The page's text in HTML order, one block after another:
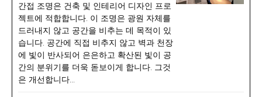
간접 조명은 건축 및 인테리어 디자인 프로
젝트에 적합합니다. 이 조명은 광원 자체를
드러내지 않고 공간을 비추는 데 목적이 있
습니다. 공간에 직접 비추지 않고 벽과 천장
에 빛이 반사되어 은은하고 확산된 빛이 공
간의 분위기를 더욱 돋보이게 합니다. 그것
은 개선합니다...